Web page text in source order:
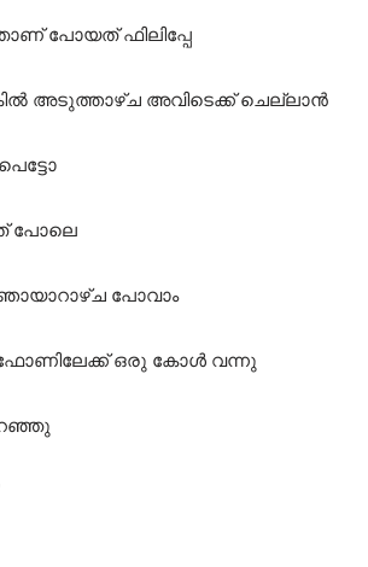
പോയത് ഫിലിപ്പേ
അടുത്താഴ്ച അവിടെക്ക് ചെല്ലാൻ
പോലെ
പോവാം
ഫോണിലേക്ക് ഒരു കോൾ വന്നു